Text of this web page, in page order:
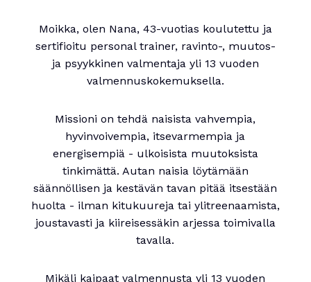
Moikka, olen Nana, 43-vuotias koulutettu ja
sertifioitu personal trainer, ravinto-, muutos-
ja psyykkinen valmentaja yli 13 vuoden
valmennuskokemuksella.
Missioni on tehdä naisista vahvempia,
hyvinvoivempia, itsevarmempia ja
energisempiä - ulkoisista muutoksista
tinkimättä. Autan naisia löytämään
säännöllisen ja kestävän tavan pitää itsestään
huolta - ilman kitukuureja tai ylitreenaamista,
joustavasti ja kiireisessäkin arjessa toimivalla
tavalla.
Mikäli kaipaat valmennusta yli 13 vuoden